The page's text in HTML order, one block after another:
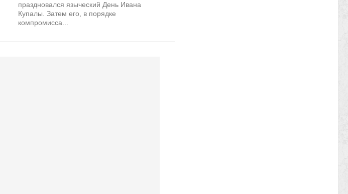
праздновался языческий День Ивана
Купалы. Затем его, в порядке
компромисса...